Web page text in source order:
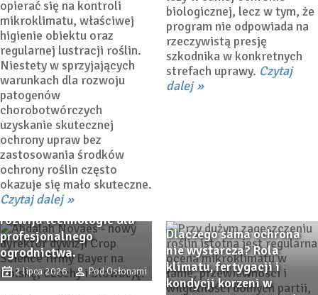
opierać się na kontroli
mikroklimatu, właściwej
higienie obiektu oraz
regularnej lustracji roślin.
Niestety w sprzyjających
warunkach dla rozwoju
patogenów
chorobotwórczych
uzyskanie skutecznej
ochrony upraw bez
zastosowania środków
ochrony roślin często
okazuje się mało skuteczne.
Czytaj dalej
biologicznej, lecz w tym, że
program nie odpowiada na
rzeczywistą presję
szkodnika w konkretnych
strefach uprawy. Czytaj
dalej
Nowy szef Bayer Crop
Science w Polsce. Firma
rozwija technologie dla
profesjonalnego
ogrodnictwa.
2 lipca 2026 Pod Osłonami
Dlaczego sama ochrona
nie wystarcza? Rola
klimatu, fertygacji i
kondycji korzeni w